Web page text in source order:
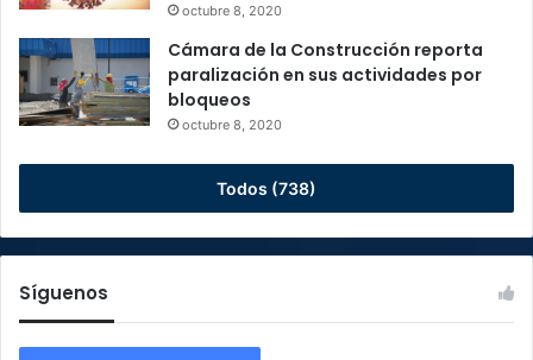
octubre 8, 2020
Cámara de la Construcción reporta
paralización en sus actividades por
bloqueos
octubre 8, 2020
Todos (738)
Síguenos